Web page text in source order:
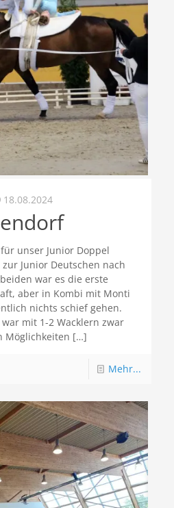
18.08.2024
unser Junior Doppel
Junior Deutschen nach
war es die erste
aber in Kombi mit Monti
nichts schief gehen.
mit 1-2 Wacklern zwar
Möglichkeiten […]
Mehr...